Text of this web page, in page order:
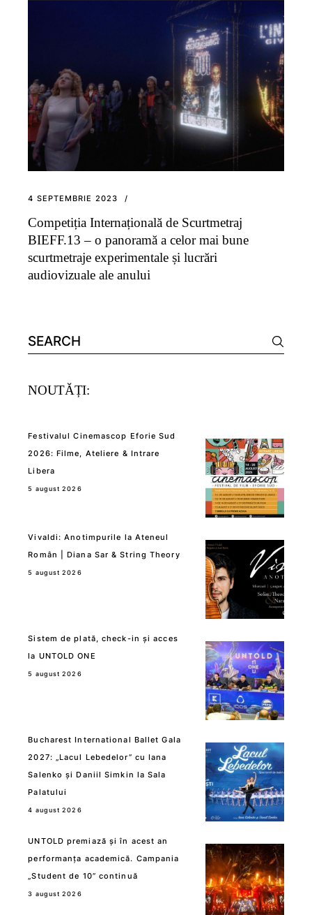
4 SEPTEMBRIE 2023
Competiția Internațională de Scurtmetraj
BIEFF.13 – o panoramă a celor mai bune
scurtmetraje experimentale și lucrări
audiovizuale ale anului
Search
for:
NOUTĂȚI:
Festivalul Cinemascop Eforie Sud
2026: Filme, Ateliere & Intrare
Libera
5 august 2026
Vivaldi: Anotimpurile la Ateneul
Român | Diana Sar & String Theory
5 august 2026
Sistem de plată, check-in și acces
la UNTOLD ONE
5 august 2026
Bucharest International Ballet Gala
2027: „Lacul Lebedelor” cu Iana
Salenko și Daniil Simkin la Sala
Palatului
4 august 2026
UNTOLD premiază și în acest an
performanța academică. Campania
„Student de 10” continuă
3 august 2026